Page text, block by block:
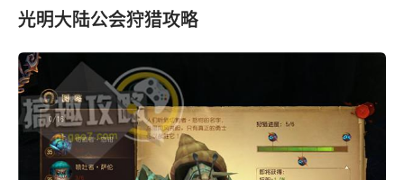
光明大陆公会狩猎攻略